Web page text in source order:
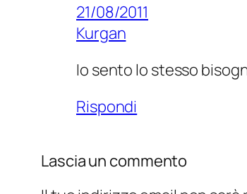
21/08/2011
Kurgan
Io sento lo stesso
Rispondi
Lascia un commento